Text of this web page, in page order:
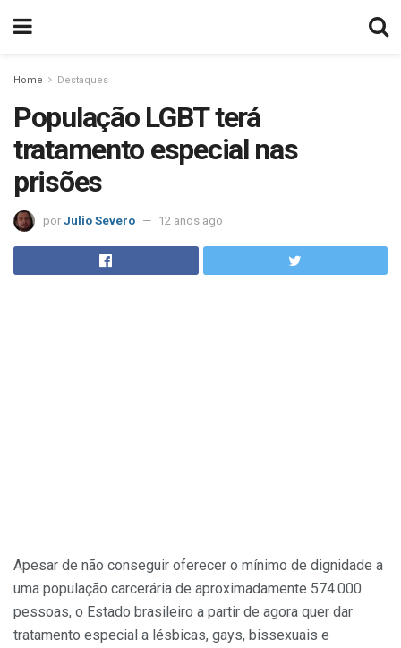
Home Destaques
População LGBT terá
tratamento especial nas
prisões
por Julio Severo 12 anos ago
Apesar de não conseguir oferecer o mínimo de dignidade a
uma população carcerária de aproximadamente 574.000
pessoas, o Estado brasileiro a partir de agora quer dar
tratamento especial a lésbicas, gays, bissexuais e